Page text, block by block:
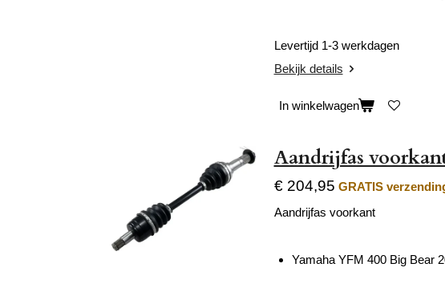
Levertijd 1-3 werkdagen
Bekijk details
In winkelwagen
Aandrijfas
€ 204,95 GRATIS
Aandrijfas voorkant
Yamaha YFM 400 Big Bear